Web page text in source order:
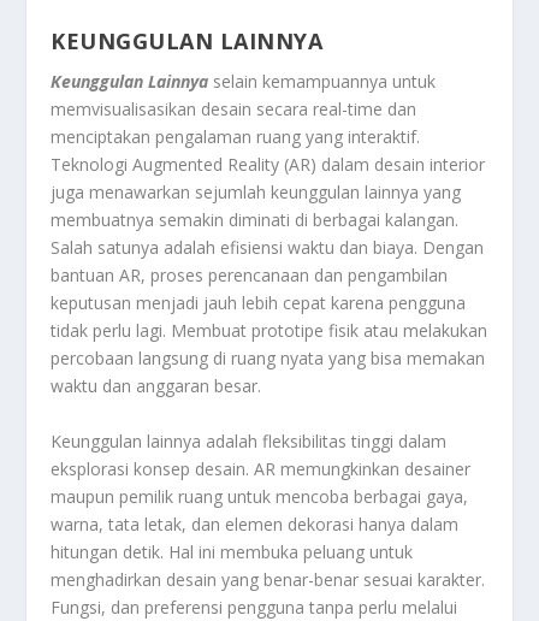
KEUNGGULAN LAINNYA
Keunggulan Lainnya selain kemampuannya untuk
memvisualisasikan desain secara real-time dan
menciptakan pengalaman ruang yang interaktif.
Teknologi Augmented Reality (AR) dalam desain interior
juga menawarkan sejumlah keunggulan lainnya yang
membuatnya semakin diminati di berbagai kalangan.
Salah satunya adalah efisiensi waktu dan biaya. Dengan
bantuan AR, proses perencanaan dan pengambilan
keputusan menjadi jauh lebih cepat karena pengguna
tidak perlu lagi. Membuat prototipe fisik atau melakukan
percobaan langsung di ruang nyata yang bisa memakan
waktu dan anggaran besar.
Keunggulan lainnya adalah fleksibilitas tinggi dalam
eksplorasi konsep desain. AR memungkinkan desainer
maupun pemilik ruang untuk mencoba berbagai gaya,
warna, tata letak, dan elemen dekorasi hanya dalam
hitungan detik. Hal ini membuka peluang untuk
menghadirkan desain yang benar-benar sesuai karakter.
Fungsi, dan preferensi pengguna tanpa perlu melalui